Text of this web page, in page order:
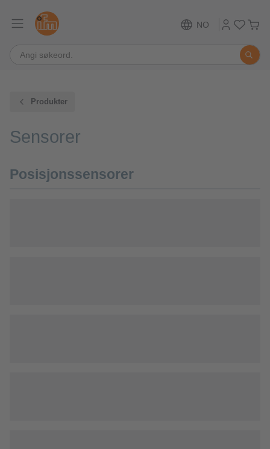
NO
Produkter
Sensorer
Posisjonssensorer